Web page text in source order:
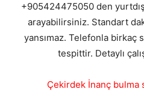
+905424475050 den
arayabilirsiniz. Standart
yansımaz. Telefonla birkaç
tespittir. Detaylı
Çekirdek İnanç bulma